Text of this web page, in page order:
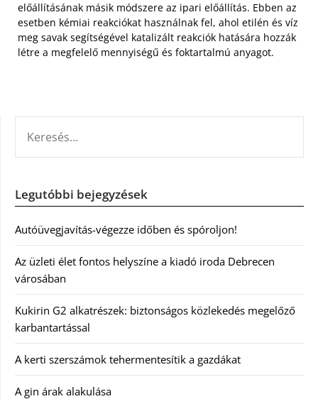
előállításának másik módszere az ipari előállítás. Ebben az
esetben kémiai reakciókat használnak fel, ahol etilén és víz
meg savak segítségével katalizált reakciók hatására hozzák
létre a megfelelő mennyiségű és foktartalmú anyagot.
Legutóbbi bejegyzések
Autóüvegjavítás-végezze időben és spóroljon!
Az üzleti élet fontos helyszíne a kiadó iroda Debrecen
városában
Kukirin G2 alkatrészek: biztonságos közlekedés megelőző
karbantartással
A kerti szerszámok tehermentesítik a gazdákat
A gin árak alakulása